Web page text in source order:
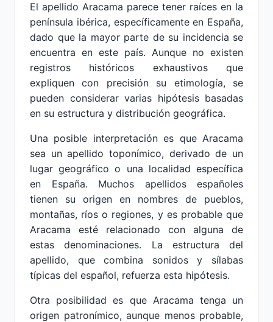
El apellido Aracama parece tener raíces en la
península ibérica, específicamente en España,
dado que la mayor parte de su incidencia se
encuentra en este país. Aunque no existen
registros históricos exhaustivos que
expliquen con precisión su etimología, se
pueden considerar varias hipótesis basadas
en su estructura y distribución geográfica.
Una posible interpretación es que Aracama
sea un apellido toponímico, derivado de un
lugar geográfico o una localidad específica
en España. Muchos apellidos españoles
tienen su origen en nombres de pueblos,
montañas, ríos o regiones, y es probable que
Aracama esté relacionado con alguna de
estas denominaciones. La estructura del
apellido, que combina sonidos y sílabas
típicas del español, refuerza esta hipótesis.
Otra posibilidad es que Aracama tenga un
origen patronímico, aunque menos probable,